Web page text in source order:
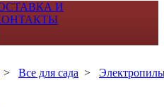
И
> Все для сада >